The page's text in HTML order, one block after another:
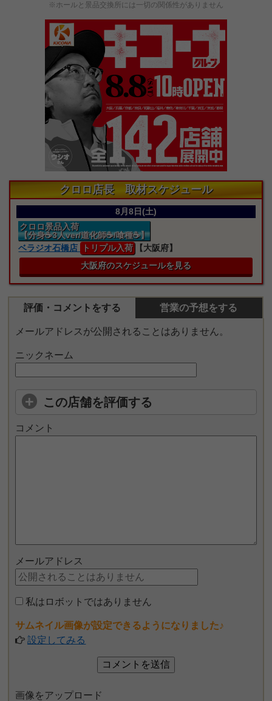
※ホールと景品交換所には一切の関係性がありません
クロロ店長 取材スケジュール
8月8日(土)
クロロ景品入荷
【分身☕3人ver/道化師☕/喰種☕】
ベラジオ石橋店
トリプル入荷
【大阪府】
大阪府のスケジュールを見る
評価・コメントをする 営業の予想をする
メールアドレスが公開されることはありません。
ニックネーム
この店舗を評価する
コメント
メールアドレス
私はロボットではありません
サムネイル画像が設定できるようになりました♪
設定してみる
画像をアップロード